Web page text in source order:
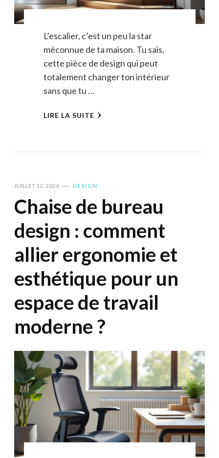
L’escalier, c’est un peu la star
méconnue de ta maison. Tu sais,
cette pièce de design qui peut
totalement changer ton intérieur
sans que tu …
LIRE LA SUITE
JUILLET 12, 2026 DESIGN
Chaise de bureau
design : comment
allier ergonomie et
esthétique pour un
espace de travail
moderne ?